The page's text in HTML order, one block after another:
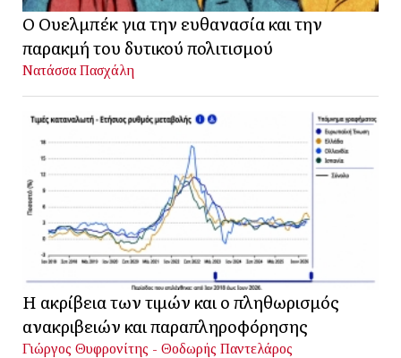
Ο Ουελμπέκ για την ευθανασία και την
παρακμή του δυτικού πολιτισμού
Νατάσσα Πασχάλη
Η ακρίβεια των τιμών και ο πληθωρισμός
ανακριβειών και παραπληροφόρησης
Γιώργος Θυφρονίτης - Θοδωρής Παντελάρος